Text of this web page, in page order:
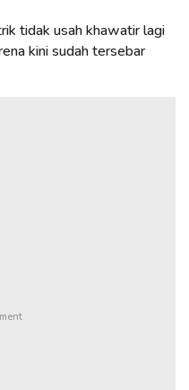
tidak usah khawatir lagi
kini sudah tersebar